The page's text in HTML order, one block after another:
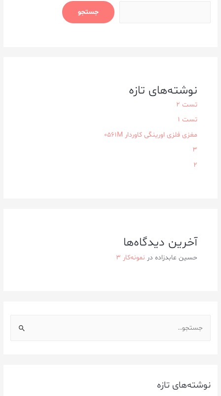
جستجو
نوشته‌های تازه
تست 2
تست 1
مغزی فلزی اورینگی کاوردار ۰۵۶۱M
3
2
آخرین دیدگاه‌ها
حسین عابدزاده در نمونه‌کار ۳
نوشته‌های تازه